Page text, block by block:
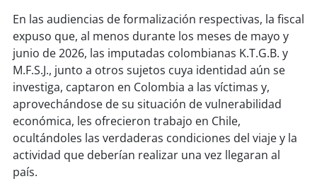
En las audiencias de formalización respectivas, la fiscal
expuso que, al menos durante los meses de mayo y
junio de 2026, las imputadas colombianas K.T.G.B. y
M.F.S.J., junto a otros sujetos cuya identidad aún se
investiga, captaron en Colombia a las víctimas y,
aprovechándose de su situación de vulnerabilidad
económica, les ofrecieron trabajo en Chile,
ocultándoles las verdaderas condiciones del viaje y la
actividad que deberían realizar una vez llegaran al
país.